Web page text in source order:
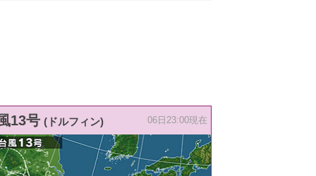
13号 (ドルフィン) 06日23:00現在